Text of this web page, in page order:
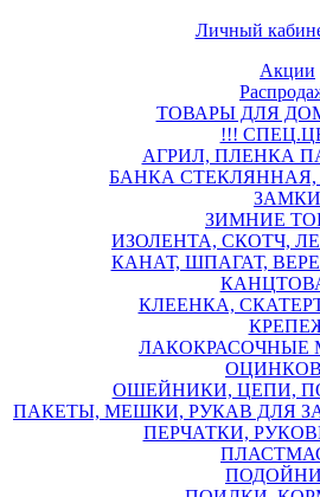
Личный
Акции
ТОВАРЫ ДЛЯ
!!!
АГРИЛ, ПЛЕНКА
БАНКА СТЕКЛЯННАЯ,
ЗАМКИ
ЗИМНИЕ
ИЗОЛЕНТА, СКОТЧ,
КАНАТ, ШПАГАТ,
КЛЕЕНКА,
КРЕПЕЖ
ЛАКОКРАСОЧНЫЕ
ОШЕЙНИКИ, ЦЕПИ,
ПАКЕТЫ, МЕШКИ, РУКАВ ДЛЯ
ПЕРЧАТКИ,